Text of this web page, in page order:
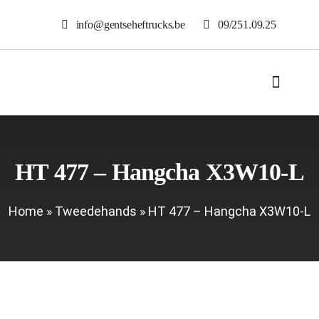
content
info@gentseheftrucks.be 09/251.09.25
Toggle
HT 477 – Hangcha X3W10-L
Home » Tweedehands » HT 477 – Hangcha X3W10-L